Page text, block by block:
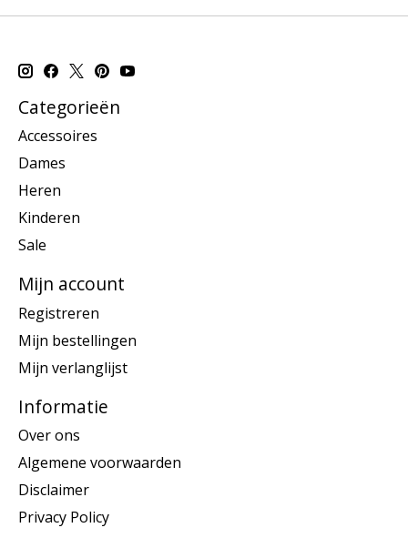
Categorieën
Accessoires
Dames
Heren
Kinderen
Sale
Mijn account
Registreren
Mijn bestellingen
Mijn verlanglijst
Informatie
Over ons
Algemene voorwaarden
Disclaimer
Privacy Policy